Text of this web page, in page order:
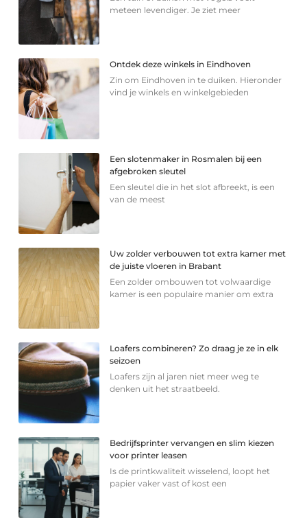
meteen levendiger. Je ziet meer
Ontdek deze winkels in Eindhoven
Zin om Eindhoven in te duiken. Hieronder
vind je winkels en winkelgebieden
Een slotenmaker in Rosmalen bij een
afgebroken sleutel
Een sleutel die in het slot afbreekt, is een
van de meest
Uw zolder verbouwen tot extra kamer met
de juiste vloeren in Brabant
Een zolder ombouwen tot volwaardige
kamer is een populaire manier om extra
Loafers combineren? Zo draag je ze in elk
seizoen
Loafers zijn al jaren niet meer weg te
denken uit het straatbeeld.
Bedrijfsprinter vervangen en slim kiezen
voor printer leasen
Is de printkwaliteit wisselend, loopt het
papier vaker vast of kost een